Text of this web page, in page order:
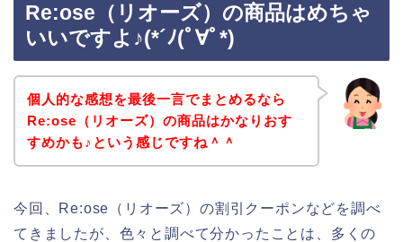
Re:ose（リオーズ）の商品はめちゃ
いいですよ♪(*´ﾉ(ﾟ∀ﾟ*)
個人的な感想を最後一言でまとめるなら
Re:ose（リオーズ）の商品はかなりおす
すめかも♪という感じですね＾＾
今回、Re:ose（リオーズ）の割引クーポンなどを調べ
てきましたが、色々と調べて分かったことは、多くの